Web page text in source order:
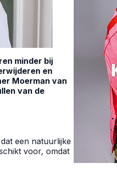
minder bij
en
Moerman van
van de
een natuurlijke
voor, omdat